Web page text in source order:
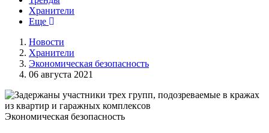
Хранители
Еще
Новости
Хранители
Экономическая безопасность
06 августа 2021
Экономическая безопасность